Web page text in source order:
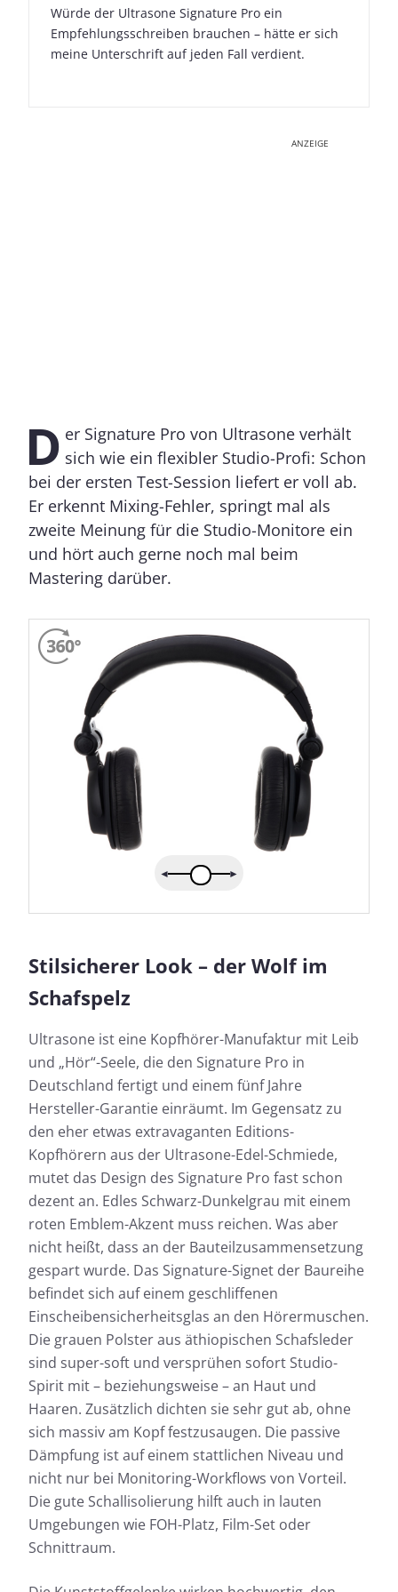
Würde der Ultrasone Signature Pro ein
Empfehlungsschreiben brauchen – hätte er sich
meine Unterschrift auf jeden Fall verdient.
ANZEIGE
D er Signature Pro von Ultrasone verhält
sich wie ein flexibler Studio-Profi: Schon
bei der ersten Test-Session liefert er voll ab.
Er erkennt Mixing-Fehler, springt mal als
zweite Meinung für die Studio-Monitore ein
und hört auch gerne noch mal beim
Mastering darüber.
Stilsicherer Look – der Wolf im
Schafspelz
Ultrasone ist eine Kopfhörer-Manufaktur mit Leib
und „Hör“-Seele, die den Signature Pro in
Deutschland fertigt und einem fünf Jahre
Hersteller-Garantie einräumt. Im Gegensatz zu
den eher etwas extravaganten Editions-
Kopfhörern aus der Ultrasone-Edel-Schmiede,
mutet das Design des Signature Pro fast schon
dezent an. Edles Schwarz-Dunkelgrau mit einem
roten Emblem-Akzent muss reichen. Was aber
nicht heißt, dass an der Bauteilzusammensetzung
gespart wurde. Das Signature-Signet der Baureihe
befindet sich auf einem geschliffenen
Einscheibensicherheitsglas an den Hörermuschen.
Die grauen Polster aus äthiopischen Schafsleder
sind super-soft und versprühen sofort Studio-
Spirit mit – beziehungsweise – an Haut und
Haaren. Zusätzlich dichten sie sehr gut ab, ohne
sich massiv am Kopf festzusaugen. Die passive
Dämpfung ist auf einem stattlichen Niveau und
nicht nur bei Monitoring-Workflows von Vorteil.
Die gute Schallisolierung hilft auch in lauten
Umgebungen wie FOH-Platz, Film-Set oder
Schnittraum.